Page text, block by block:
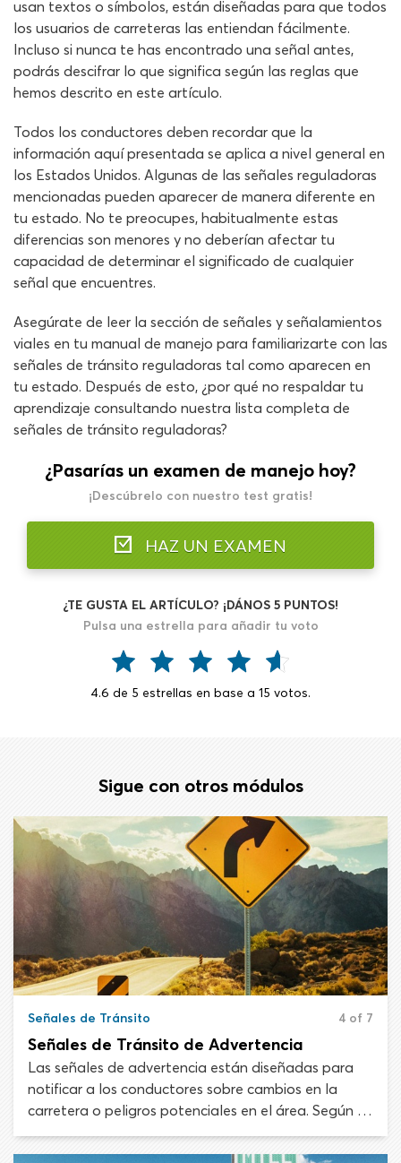
usan textos o símbolos, están diseñadas para que todos
los usuarios de carreteras las entiendan fácilmente.
Incluso si nunca te has encontrado una señal antes,
podrás descifrar lo que significa según las reglas que
hemos descrito en este artículo.
Todos los conductores deben recordar que la
información aquí presentada se aplica a nivel general en
los Estados Unidos. Algunas de las señales reguladoras
mencionadas pueden aparecer de manera diferente en
tu estado. No te preocupes, habitualmente estas
diferencias son menores y no deberían afectar tu
capacidad de determinar el significado de cualquier
señal que encuentres.
Asegúrate de leer la sección de señales y señalamientos
viales en tu manual de manejo para familiarizarte con las
señales de tránsito reguladoras tal como aparecen en
tu estado. Después de esto, ¿por qué no respaldar tu
aprendizaje consultando nuestra lista completa de
señales de tránsito reguladoras?
¿Pasarías un examen de manejo hoy?
¡Descúbrelo con nuestro test gratis!
HAZ UN EXAMEN
¿TE GUSTA EL ARTÍCULO? ¡DÁNOS 5 PUNTOS!
Pulsa una estrella para añadir tu voto
4.6 de 5 estrellas en base a 15 votos.
Sigue con otros módulos
Señales de Tránsito 4 of 7
Señales de Tránsito de Advertencia
Las señales de advertencia están diseñadas para
notificar a los conductores sobre cambios en la
carretera o peligros potenciales en el área. Según el
tipo de señal de advertencia, los automovilistas
deben ajustar su comportamiento de manejo para